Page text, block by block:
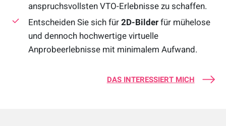
anspruchsvollsten VTO-Erlebnisse zu schaffen.
Entscheiden Sie sich für2D-Bilder für mühelose
und dennoch hochwertige virtuelle
Anprobeerlebnisse mit minimalem Aufwand.
DAS INTERESSIERT MICH